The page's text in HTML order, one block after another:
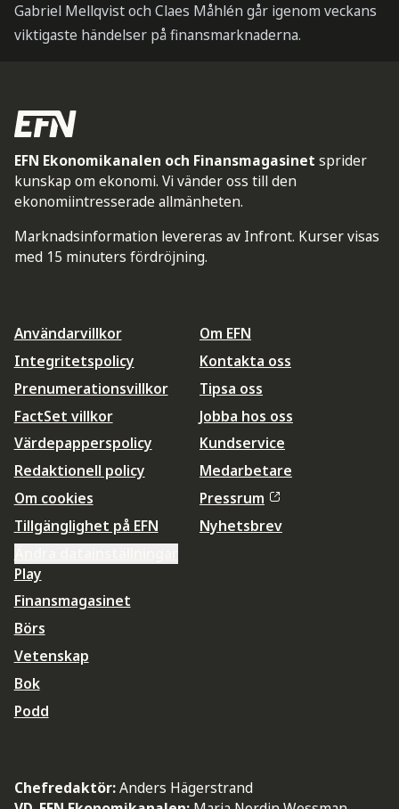
Gabriel Mellqvist och Claes Måhlén går igenom veckans
viktigaste händelser på finansmarknaderna.
EFN Ekonomikanalen och Finansmagasinet sprider
kunskap om ekonomi. Vi vänder oss till den
ekonomiintresserade allmänheten.
Marknadsinformation levereras av Infront. Kurser visas
med 15 minuters fördröjning.
Användarvillkor
Integritetspolicy
Prenumerationsvillkor
FactSet villkor
Värdepapperspolicy
Redaktionell policy
Om cookies
Tillgänglighet på EFN
Om EFN
Kontakta oss
Tipsa oss
Jobba hos oss
Kundservice
Medarbetare
Pressrum
Nyhetsbrev
Play
Finansmagasinet
Börs
Vetenskap
Bok
Podd
Chefredaktör:Anders Hägerstrand